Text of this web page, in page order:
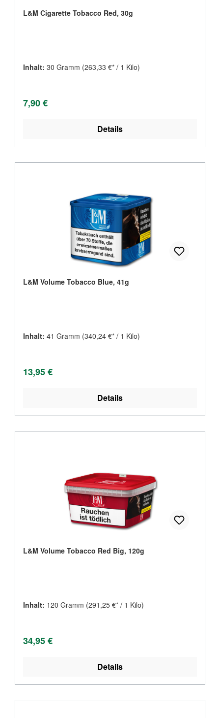
L&M Cigarette Tobacco Red, 30g
Inhalt: 30 Gramm (263,33 €* / 1 Kilo)
Regulärer Preis:
7,90 €
Details
L&M Volume Tobacco Blue, 41g
Inhalt: 41 Gramm (340,24 €* / 1 Kilo)
Regulärer Preis:
13,95 €
Details
L&M Volume Tobacco Red Big, 120g
Inhalt: 120 Gramm (291,25 €* / 1 Kilo)
Regulärer Preis:
34,95 €
Details